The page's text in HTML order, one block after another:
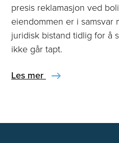
presis reklamasjon ved
eiendommen er i samsvar
juridisk bistand tidlig for å
ikke går tapt.
Les mer